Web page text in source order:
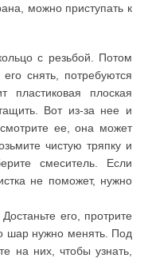
можно приступать к
с резьбой. Потом
снять, потребуются
пластиковая плоская
Вот из-за нее и
ее, она может
чистую тряпку и
смеситель. Если
не поможет, нужно
его, протрите
шар нужно менять. Под
на них, чтобы узнать,